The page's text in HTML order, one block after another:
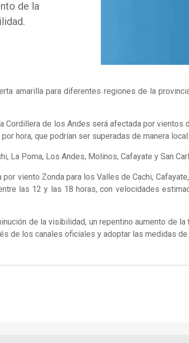
de la
amarilla para diferentes regiones de la
Cordillera de los Andes será afectada por
hora, que podrían ser superadas de manera local.
La Poma, Los Andes, Molinos, Cafayate y San
viento Zonda para los Valles de Cachi,
las 12 y las 18 horas, con velocidades
de la visibilidad, un repentino aumento de
de los canales oficiales y adoptar las medidas